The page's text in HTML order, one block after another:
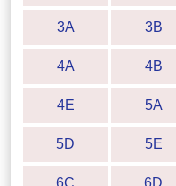
3A 3B
4A 4B
4E 5A
5D 5E